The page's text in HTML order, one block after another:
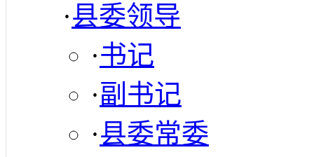
·县委领导
·书记
·副书记
·县委常委